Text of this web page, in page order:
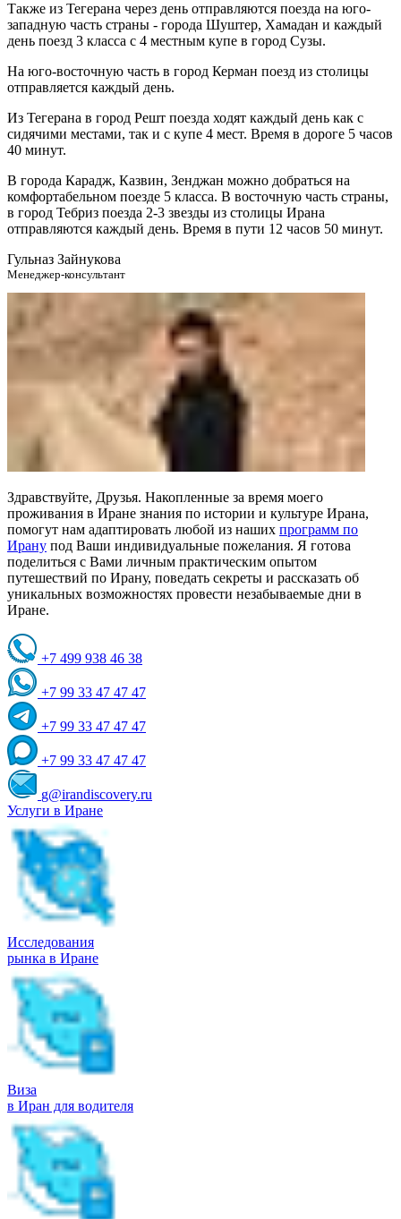
Также из Тегерана через день отправляются поезда на юго-
западную часть страны - города Шуштер, Хамадан и каждый
день поезд 3 класса с 4 местным купе в город Сузы.
На юго-восточную часть в город Керман поезд из столицы
отправляется каждый день.
Из Тегерана в город Решт поезда ходят каждый день как с
сидячими местами, так и с купе 4 мест. Время в дороге 5 часов
40 минут.
В города Карадж, Казвин, Зенджан можно добраться на
комфортабельном поезде 5 класса. В восточную часть страны,
в город Тебриз поезда 2-3 звезды из столицы Ирана
отправляются каждый день. Время в пути 12 часов 50 минут.
Гульназ Зайнукова
Менеджер-консультант
Здравствуйте, Друзья. Накопленные за время моего
проживания в Иране знания по истории и культуре Ирана,
помогут нам адаптировать любой из наших программ по
Ирану под Ваши индивидуальные пожелания. Я готова
поделиться с Вами личным практическим опытом
путешествий по Ирану, поведать секреты и рассказать об
уникальных возможностях провести незабываемые дни в
Иране.
+7 499 938 46 38
+7 99 33 47 47 47
+7 99 33 47 47 47
+7 99 33 47 47 47
g@irandiscovery.ru
Услуги в Иране
Исследования
рынка в Иране
Виза
в Иран для водителя